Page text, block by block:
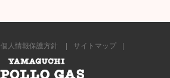
個人情報保護方針 サイトマップ